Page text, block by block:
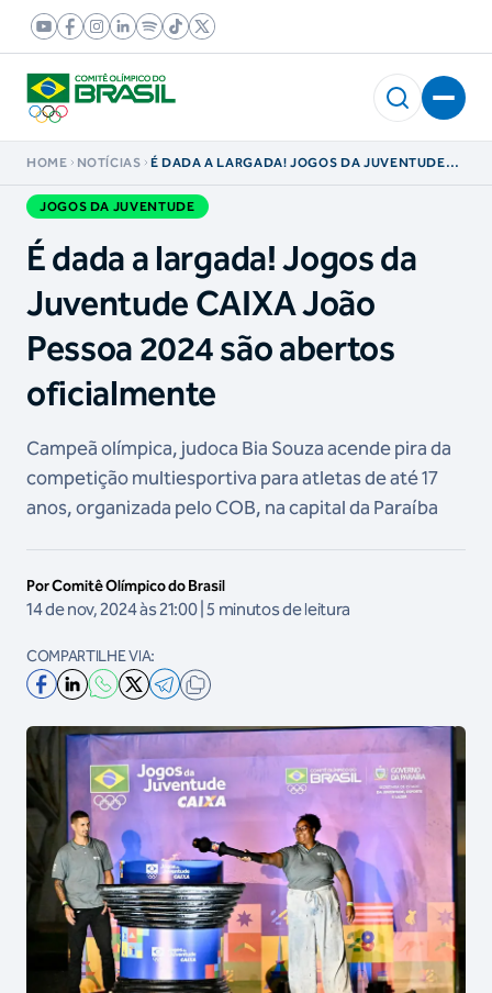
HOME NOTÍCIAS
É DADA A LARGADA! JOGOS DA JUVENTUDE
OFICIALMENTE
JOGOS DA JUVENTUDE
É dada a largada! Jogos da
Juventude CAIXA João
Pessoa 2024 são abertos
oficialmente
Campeã olímpica, judoca Bia Souza acende pira da
competição multiesportiva para atletas de até 17
anos, organizada pelo COB, na capital da Paraíba
Por Comitê Olímpico do Brasil
14 de nov, 2024 às 21:00 | 5 minutos de leitura
COMPARTILHE VIA: